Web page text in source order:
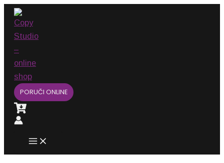
Pređi
sadržaj
PORUČI ONLINE
Main